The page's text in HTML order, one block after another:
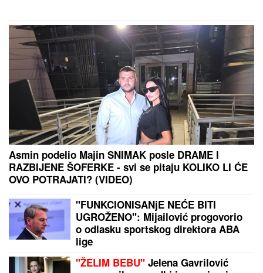
Asmin podelio Majin SNIMAK posle DRAME I
RAZBIJENE ŠOFERKE - svi se pitaju KOLIKO LI ĆE
OVO POTRAJATI? (VIDEO)
"FUNKCIONISANjE NEĆE BITI
UGROŽENO": Mijailović progovorio
o odlasku sportskog direktora ABA
lige
"ŽELIM BEBU" Jelena Gavrilović